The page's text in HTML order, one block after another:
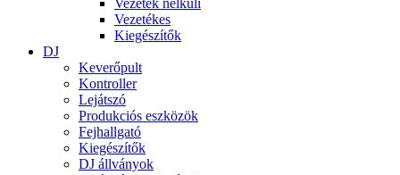
Vezeték nélküli
Vezetékes
Kiegészítők
DJ
Keverőpult
Kontroller
Lejátszó
Produkciós eszközök
Fejhallgató
Kiegészítők
DJ állványok